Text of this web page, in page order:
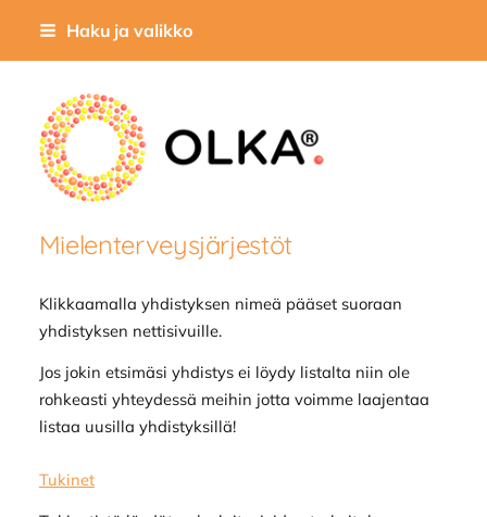
Siirry
Haku ja valikko
OLKA-toiminta
Mielenterveysjärjestöt
Klikkaamalla yhdistyksen nimeä pääset suoraan
yhdistyksen nettisivuille.
Jos jokin etsimäsi yhdistys ei löydy listalta niin ole
rohkeasti yhteydessä meihin jotta voimme laajentaa
listaa uusilla yhdistyksillä!
Tukinet